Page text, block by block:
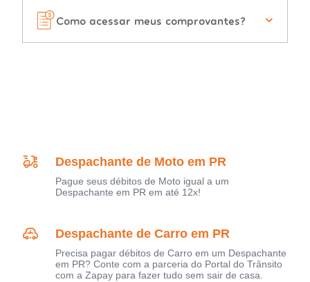
Como acessar meus comprovantes?
Despachante de Moto em PR
Pague seus débitos de Moto igual a um
Despachante em PR em até 12x!
Despachante de Carro em PR
Precisa pagar débitos de Carro em um Despachante
em PR? Conte com a parceria do Portal do Trânsito
com a Zapay para fazer tudo sem sair de casa.